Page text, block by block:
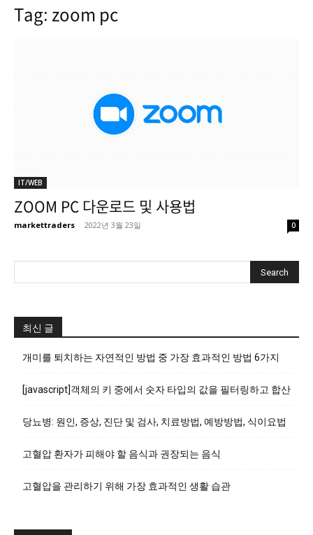
Tag: zoom pc
IT/WEB
ZOOM PC 다운로드 및 사용법
markettraders - 2022년 3월 23일 0
최신 글
개미를 퇴치하는 자연적인 방법 중 가장 효과적인 방법 6가지
[javascript]객체의 키 중에서 숫자 타입의 값을 필터링하고 합산
당뇨병: 원인, 증상, 진단 및 검사, 치료방법, 예방방법, 식이요법
고혈압 환자가 피해야 할 음식과 권장되는 음식
고혈압을 관리하기 위해 가장 효과적인 생활 습관